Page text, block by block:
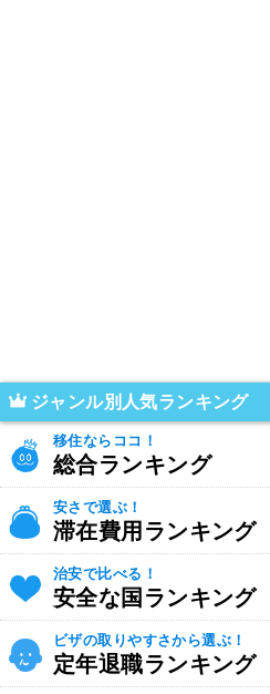
ジャンル別人気ランキング
移住ならココ！
総合ランキング
安さで選ぶ！
滞在費用ランキング
治安で比べる！
安全な国ランキング
ビザの取りやすさから選ぶ！
定年退職ランキング